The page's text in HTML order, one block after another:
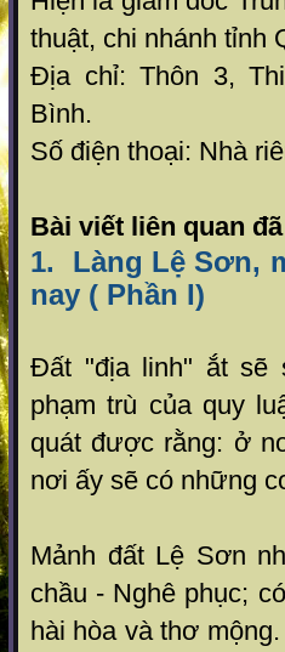
thuật, chi nhánh tỉnh
Địa chỉ: Thôn 3,
Bình.
Số điện thoại: Nhà
Bài viết liên quan
1. Làng Lệ Sơn,
nay ( Phần I)
Đất "địa linh" ắt sẽ
phạm trù của quy
quát được rằng: ở
nơi ấy sẽ có những
Mảnh đất Lệ Sơn
chầu - Nghê phục;
hài hòa và thơ